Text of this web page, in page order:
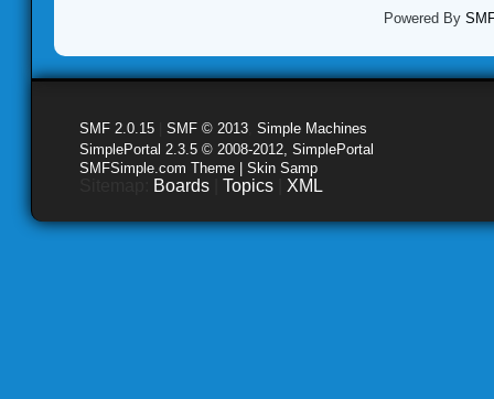
Powered By
SMF 2.0.15 SMF © 2013 Simple Machines
SimplePortal 2.3.5 © 2008-2012, SimplePortal
SMFSimple.com Theme | Skin Samp
Boards Topics XML